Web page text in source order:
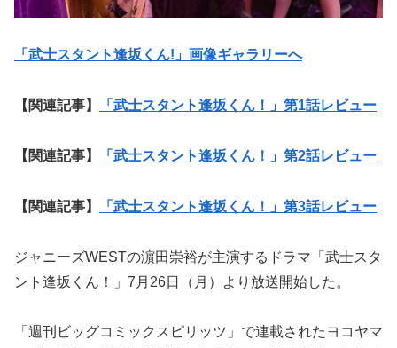
「武士スタント逢坂くん!」画像ギャラリーへ
【関連記事】 「武士スタント逢坂くん！」第1話レビュー
【関連記事】 「武士スタント逢坂くん！」第2話レビュー
【関連記事】 「武士スタント逢坂くん！」第3話レビュー
ジャニーズWESTの濵田崇裕が主演するドラマ「武士スタ
ント逢坂くん！」7月26日（月）より放送開始した。
「週刊ビッグコミックスピリッツ」で連載されたヨコヤマ